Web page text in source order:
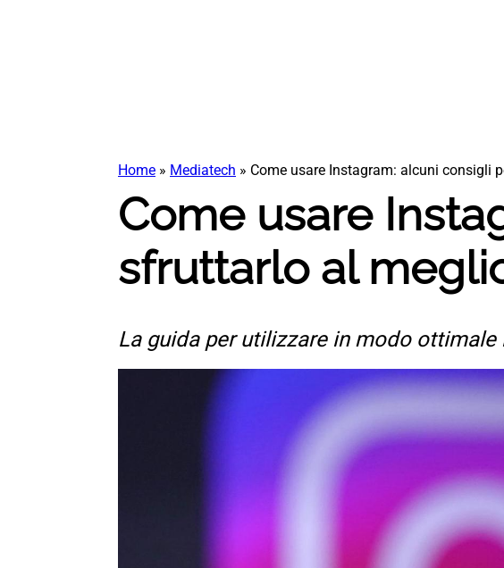
Home » Mediatech » Come usare Instagram: alcuni consigli
Come usare
sfruttarlo al
La guida per utilizzare in modo